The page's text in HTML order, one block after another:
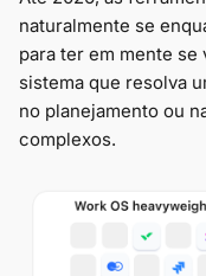
naturalmente se
para ter em mente
sistema que resolva
no planejamento ou
complexos.